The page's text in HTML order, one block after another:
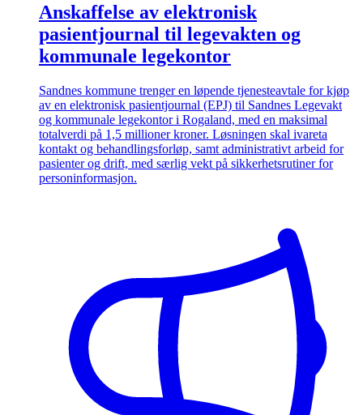
Anskaffelse av elektronisk
pasientjournal til legevakten og
kommunale legekontor
Sandnes kommune trenger en løpende tjenesteavtale for kjøp
av en elektronisk pasientjournal (EPJ) til Sandnes Legevakt
og kommunale legekontor i Rogaland, med en maksimal
totalverdi på 1,5 millioner kroner. Løsningen skal ivareta
kontakt og behandlingsforløp, samt administrativt arbeid for
pasienter og drift, med særlig vekt på sikkerhetsrutiner for
personinformasjon.